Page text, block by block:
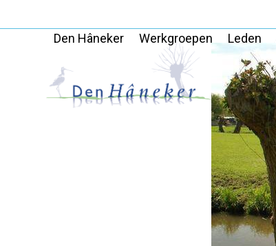
Den Hâneker Werkgroepen Leden